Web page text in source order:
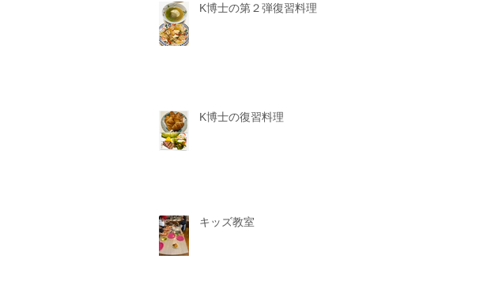
K博士の第２弾復習料理
K博士の復習料理
キッズ教室